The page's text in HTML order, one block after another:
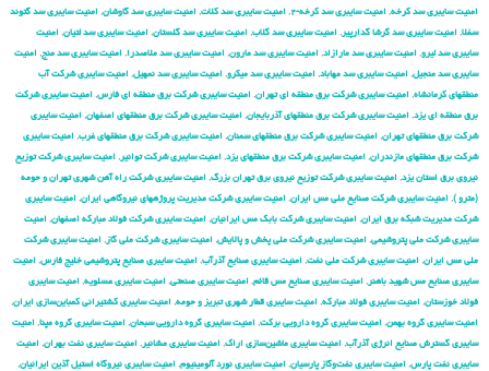
امنیت سایبری سد کرخه, امنیت سایبری سد کرخه-۲ , امنیت سایبری سد کلات, امنیت سایبری سد گاوشان, امنیت سایبری سد گتوند
سفلا, امنیت سایبری سد گرشا گدارپیر , امنیت سایبری سد گلاب, امنیت سایبری سد گلستان, امنیت سایبری سد لتیان, امنیت
سایبری سد لیرو, امنیت سایبری سد مارازاد, امنیت سایبری سد مارون, امنیت سایبری سد ملاصدرا, امنیت سایبری سد منج, امنیت
سایبری سد منجیل, امنیت سایبری سد مهاباد, امنیت سایبری سد میکرو, امنیت سایبری سد نمهیل, امنیت سایبری شركت آب
منطقهای كرمانشاه, امنیت سایبری شركت برق منطقه ای تهران, امنیت سایبری شركت برق منطقه ای فارس, امنیت سایبری شركت
برق منطقه ای یزد, امنیت سایبری شركت برق منطقهای آذربایجان, امنیت سایبری شركت برق منطقهای اصفهان, امنیت سایبری
شركت برق منطقهای تهران, امنیت سایبری شركت برق منطقهای سمنان, امنیت سایبری شركت برق منطقهای غرب, امنیت سایبری
شركت برق منطقهای مازندران, امنیت سایبری شركت برق منطقهای یزد, امنیت سایبری شركت توانیر , امنیت سایبری شركت توزیع
نیروی برق استان یزد, امنیت سایبری شركت توزیع نیروی برق تهران بزرگ, امنیت سایبری شركت راه آهن شهری تهران و حومه
(مترو ), امنیت سایبری شركت صنایع ملی مس ایران, امنیت سایبری شركت مدیریت پروژههای نیروگاهی ایران, امنیت سایبری
شركت مدیریت شبكه برق ایران, امنیت سایبری شرکت بابک مس ایرانیان, امنیت سایبری شرکت فولاد مبارکه اصفهان, امنیت
سایبری شرکت ملی پتروشیمی, امنیت سایبری شرکت ملی پخش و پالایش, امنیت سایبری شرکت ملی گاز , امنیت سایبری شرکت
ملی مس ایران, امنیت سایبری شرکت ملی نفت, امنیت سایبری صنایع آذرآب, امنیت سایبری صنایع پتروشیمی خلیج فارس, امنیت
سایبری صنایع مس شهید باهنر , امنیت سایبری صنایع مس قائم, امنیت سایبری صنعتی, امنیت سایبری عسلویه, امنیت سایبری
فولاد خوزستان, امنیت سایبری فولاد مبارکه, امنیت سایبری قطار شهری تبریز و حومه, امنیت سایبری کشتیرانی کمباین‌سازی ایران,
امنیت سایبری گروه بهمن, امنیت سایبری گروه دارویی برکت, امنیت سایبری گروه دارویی سبحان, امنیت سایبری گروه مپنا, امنیت
سایبری گسترش صنایع انرژی آذرآب, امنیت سایبری ماشین‌سازی اراک, امنیت سایبری مشانیر , امنیت سایبری نفت بهران, امنیت
سایبری نفت پارس, امنیت سایبری نفت‌وگاز پارسیان, امنیت سایبری نورد آلومینیوم, امنیت سایبری نیروگاه استیل آذین ایرانیان,